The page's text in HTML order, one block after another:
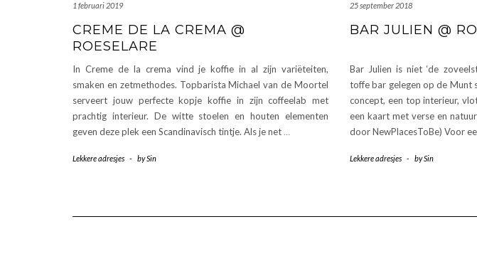
1 februari 2019
CREME DE LA CREMA @
ROESELARE
In Creme de la crema vind je koffie in al zijn variëteiten,
smaken en zetmethodes. Topbarista Michael van de Moortel
serveert jouw perfecte kopje koffie in zijn coffeelab met
prachtig interieur. De witte stoelen en houten elementen
geven deze plek een Scandinavisch tintje. Als je net…
Lekkere adresjes - bySin
25 september 2018
BAR JULIEN @
Bar Julien is niet ‘de
toffe bar gelegen op de Munt
concept, een top interieur,
een kaart met verse en
door NewPlacesToBe) Voor
Lekkere adresjes - bySin